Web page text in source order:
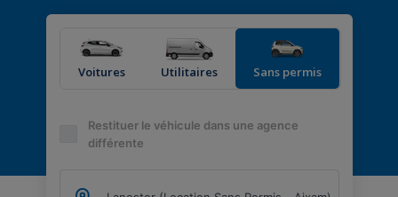
Voitures Utilitaires Sans permis
Restituer le véhicule dans une agence
différente